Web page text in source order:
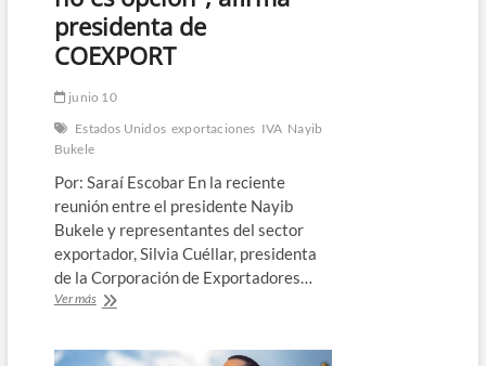
presidenta de
COEXPORT
junio 10
Estados Unidos exportaciones IVA Nayib
Bukele
Por: Saraí Escobar En la reciente
reunión entre el presidente Nayib
Bukele y representantes del sector
exportador, Silvia Cuéllar, presidenta
de la Corporación de Exportadores…
Ver más“Exportar
no